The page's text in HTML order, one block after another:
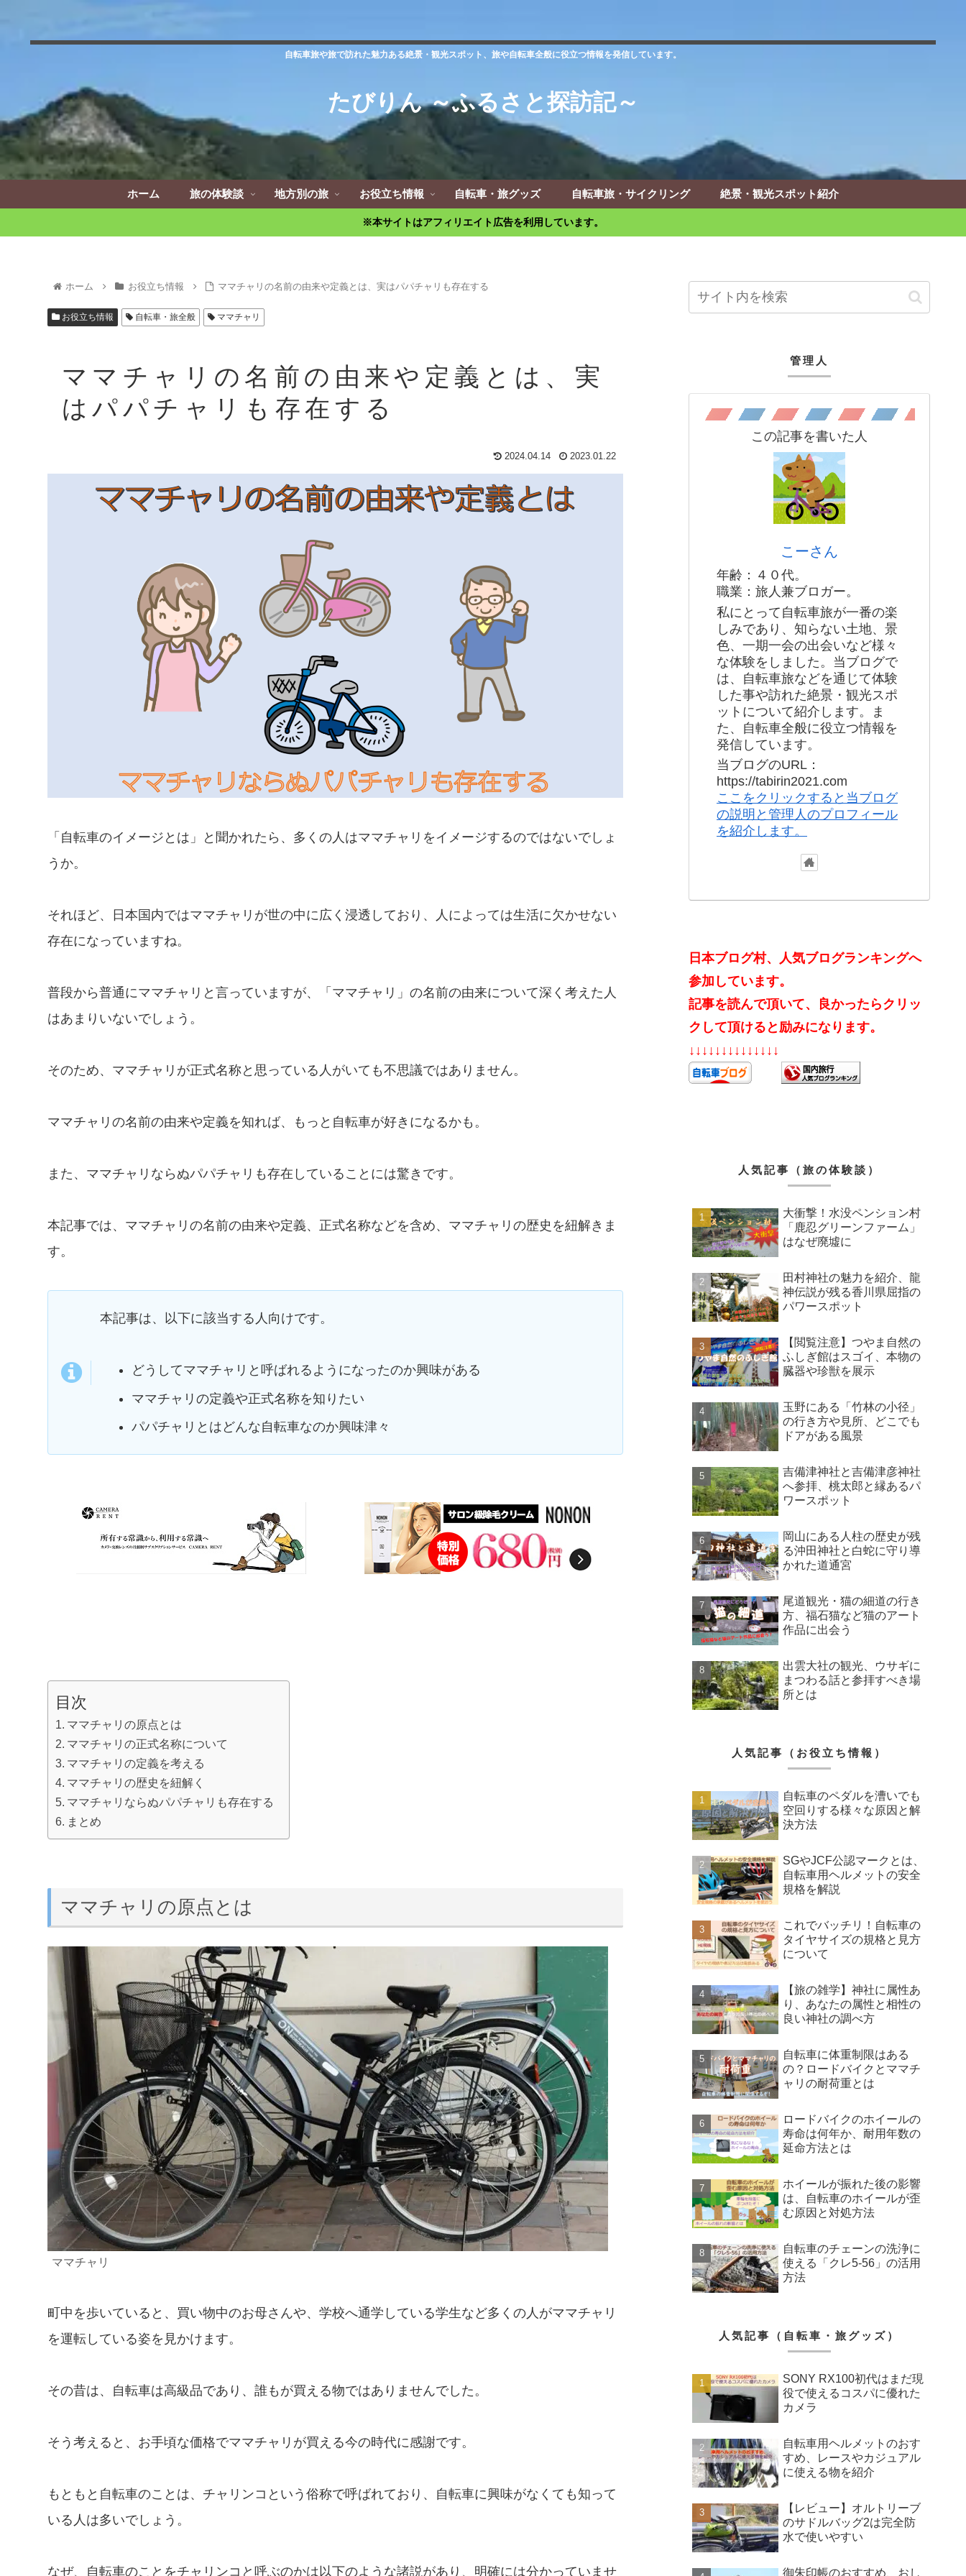
自転車旅や旅で訪れた魅力ある絶景・観光スポット、旅や自転車全般に役立つ情報を発信しています。
たびりん ～ふるさと探訪記～
ホーム 旅の体験談 地方別の旅 お役立ち情報 自転車・旅グッズ 自転車旅・サイクリング 絶景・観光スポット紹介
※本サイトはアフィリエイト広告を利用しています。
ホーム お役立ち情報 ママチャリの名前の由来や定義とは、実はパパチャリも存在する
お役立ち情報 自転車・旅全般 ママチャリ
ママチャリの名前の由来や定義とは、実
はパパチャリも存在する
2024.04.14 2023.01.22
「自転車のイメージとは」と聞かれたら、多くの人はママチャリをイメージするのではないでしょ
うか。
それほど、日本国内ではママチャリが世の中に広く浸透しており、人によっては生活に欠かせない
存在になっていますね。
普段から普通にママチャリと言っていますが、「ママチャリ」の名前の由来について深く考えた人
はあまりいないでしょう。
そのため、ママチャリが正式名称と思っている人がいても不思議ではありません。
ママチャリの名前の由来や定義を知れば、もっと自転車が好きになるかも。
また、ママチャリならぬパパチャリも存在していることには驚きです。
本記事では、ママチャリの名前の由来や定義、正式名称などを含め、ママチャリの歴史を紐解きま
す。
本記事は、以下に該当する人向けです。
どうしてママチャリと呼ばれるようになったのか興味がある
ママチャリの定義や正式名称を知りたい
パパチャリとはどんな自転車なのか興味津々
目次
ママチャリの原点とは
ママチャリの正式名称について
ママチャリの定義を考える
ママチャリの歴史を紐解く
ママチャリならぬパパチャリも存在する
まとめ
ママチャリの原点とは
ママチャリ
町中を歩いていると、買い物中のお母さんや、学校へ通学している学生など多くの人がママチャリ
を運転している姿を見かけます。
その昔は、自転車は高級品であり、誰もが買える物ではありませんでした。
そう考えると、お手頃な価格でママチャリが買える今の時代に感謝です。
もともと自転車のことは、チャリンコという俗称で呼ばれており、自転車に興味がなくても知って
いる人は多いでしょう。
なぜ、自転車のことをチャリンコと呼ぶのかは以下のような諸説があり、明確には分かっていませ
管理人
この記事を書いた人
こーさん
年齢：４０代。
職業：旅人兼ブロガー。
私にとって自転車旅が一番の楽
しみであり、知らない土地、景
色、一期一会の出会いなど様々
な体験をしました。当ブログで
は、自転車旅などを通じて体験
した事や訪れた絶景・観光スポ
ットについて紹介します。ま
た、自転車全般に役立つ情報を
発信しています。
当ブログのURL：
https://tabirin2021.com
ここをクリックすると当ブログ
の説明と管理人のプロフィール
を紹介します。
日本ブログ村、人気ブログランキングへ
参加しています。
記事を読んで頂いて、良かったらクリッ
クして頂けると励みになります。
↓↓↓↓↓↓↓↓↓↓↓↓↓↓
人気記事（旅の体験談）
大衝撃！水没ペンション村
「鹿忍グリーンファーム」
はなぜ廃墟に
田村神社の魅力を紹介、龍
神伝説が残る香川県屈指の
パワースポット
【閲覧注意】つやま自然の
ふしぎ館はスゴイ、本物の
臓器や珍獣を展示
玉野にある「竹林の小径」
の行き方や見所、どこでも
ドアがある風景
吉備津神社と吉備津彦神社
へ参拝、桃太郎と縁あるパ
ワースポット
岡山にある人柱の歴史が残
る沖田神社と白蛇に守り導
かれた道通宮
尾道観光・猫の細道の行き
方、福石猫など猫のアート
作品に出会う
出雲大社の観光、ウサギに
まつわる話と参拝すべき場
所とは
人気記事（お役立ち情報）
自転車のペダルを漕いでも
空回りする様々な原因と解
決方法
SGやJCF公認マークとは、
自転車用ヘルメットの安全
規格を解説
これでバッチリ！自転車の
タイヤサイズの規格と見方
について
【旅の雑学】神社に属性あ
り、あなたの属性と相性の
良い神社の調べ方
自転車に体重制限はある
の？ロードバイクとママチ
ャリの耐荷重とは
ロードバイクのホイールの
寿命は何年か、耐用年数の
延命方法とは
ホイールが振れた後の影響
は、自転車のホイールが歪
む原因と対処方法
自転車のチェーンの洗浄に
使える「クレ5-56」の活用
方法
人気記事（自転車・旅グッズ）
SONY RX100初代はまだ現
役で使えるコスパに優れた
カメラ
自転車用ヘルメットのおす
すめ、レースやカジュアル
に使える物を紹介
【レビュー】オルトリーブ
のサドルバッグ2は完全防
水で使いやすい
御朱印帳のおすすめ、おし